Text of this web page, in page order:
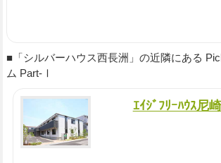
■「シルバーハウス西長洲」の近隣にある
ム Part-Ⅰ
ｴｲｼﾞﾌﾘｰﾊｳｽ尼